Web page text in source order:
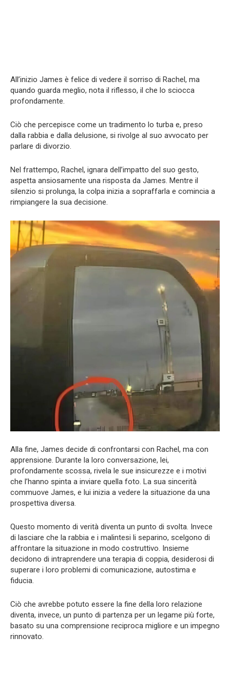
All’inizio James è felice di vedere il sorriso di Rachel, ma
quando guarda meglio, nota il riflesso, il che lo sciocca
profondamente.
Ciò che percepisce come un tradimento lo turba e, preso
dalla rabbia e dalla delusione, si rivolge al suo avvocato per
parlare di divorzio.
Nel frattempo, Rachel, ignara dell’impatto del suo gesto,
aspetta ansiosamente una risposta da James. Mentre il
silenzio si prolunga, la colpa inizia a sopraffarla e comincia a
rimpiangere la sua decisione.
Alla fine, James decide di confrontarsi con Rachel, ma con
apprensione. Durante la loro conversazione, lei,
profondamente scossa, rivela le sue insicurezze e i motivi
che l’hanno spinta a inviare quella foto. La sua sincerità
commuove James, e lui inizia a vedere la situazione da una
prospettiva diversa.
Questo momento di verità diventa un punto di svolta. Invece
di lasciare che la rabbia e i malintesi li separino, scelgono di
affrontare la situazione in modo costruttivo. Insieme
decidono di intraprendere una terapia di coppia, desiderosi di
superare i loro problemi di comunicazione, autostima e
fiducia.
Ciò che avrebbe potuto essere la fine della loro relazione
diventa, invece, un punto di partenza per un legame più forte,
basato su una comprensione reciproca migliore e un impegno
rinnovato.